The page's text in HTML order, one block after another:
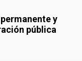
y
pública